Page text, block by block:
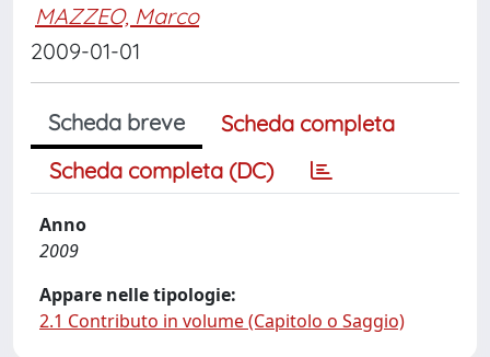
MAZZEO, Marco
2009-01-01
Scheda breve
Scheda completa
Scheda completa (DC)
Anno
2009
Appare nelle tipologie:
2.1 Contributo in volume (Capitolo o Saggio)